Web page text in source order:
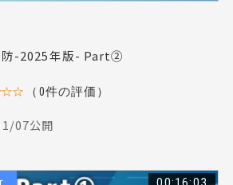
防-2025年版- Part②
（0件の評価）
07公開